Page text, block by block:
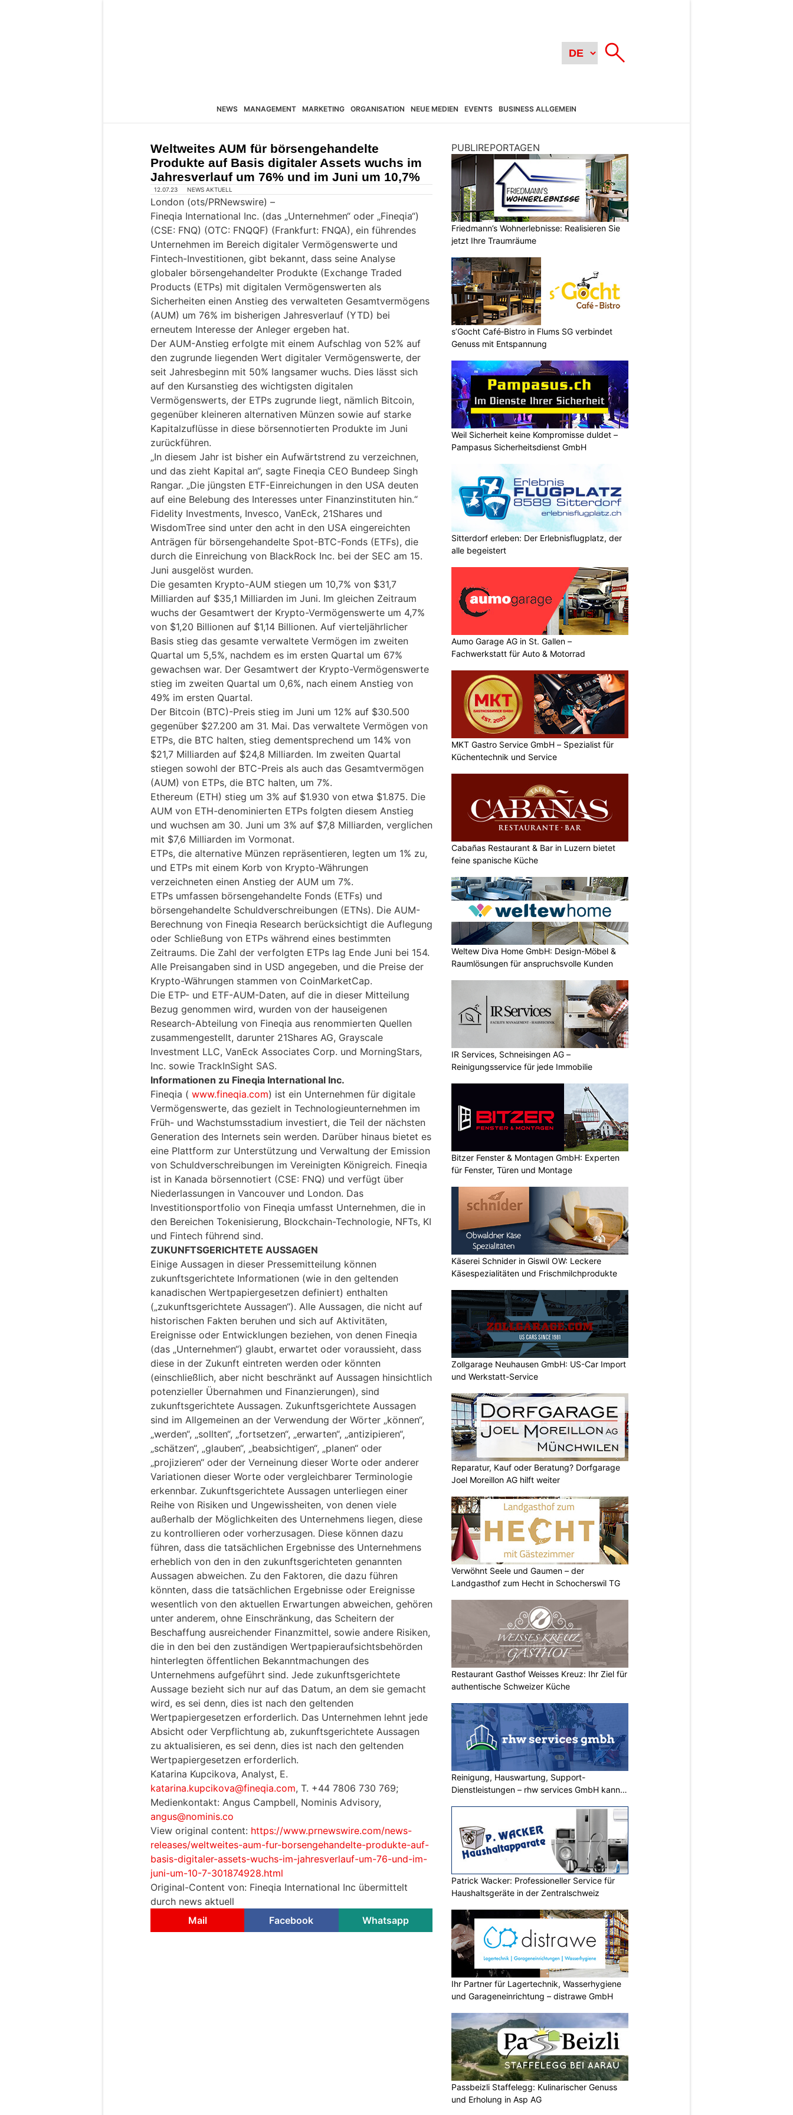
NEWS MANAGEMENT MARKETING ORGANISATION NEUE MEDIEN EVENTS BUSINESS ALLGEMEIN
Weltweites AUM für börsengehandelte
Produkte auf Basis digitaler Assets wuchs im
Jahresverlauf um 76% und im Juni um 10,7%
12.07.23 NEWS AKTUELL
London (ots/PRNewswire) –
Fineqia International Inc. (das „Unternehmen“ oder „Fineqia“)
(CSE: FNQ) (OTC: FNQQF) (Frankfurt: FNQA), ein führendes
Unternehmen im Bereich digitaler Vermögenswerte und
Fintech-Investitionen, gibt bekannt, dass seine Analyse
globaler börsengehandelter Produkte (Exchange Traded
Products (ETPs) mit digitalen Vermögenswerten als
Sicherheiten einen Anstieg des verwalteten Gesamtvermögens
(AUM) um 76% im bisherigen Jahresverlauf (YTD) bei
erneutem Interesse der Anleger ergeben hat.
Der AUM-Anstieg erfolgte mit einem Aufschlag von 52% auf
den zugrunde liegenden Wert digitaler Vermögenswerte, der
seit Jahresbeginn mit 50% langsamer wuchs. Dies lässt sich
auf den Kursanstieg des wichtigsten digitalen
Vermögenswerts, der ETPs zugrunde liegt, nämlich Bitcoin,
gegenüber kleineren alternativen Münzen sowie auf starke
Kapitalzuflüsse in diese börsennotierten Produkte im Juni
zurückführen.
„In diesem Jahr ist bisher ein Aufwärtstrend zu verzeichnen,
und das zieht Kapital an“, sagte Fineqia CEO Bundeep Singh
Rangar. „Die jüngsten ETF-Einreichungen in den USA deuten
auf eine Belebung des Interesses unter Finanzinstituten hin.“
Fidelity Investments, Invesco, VanEck, 21Shares und
WisdomTree sind unter den acht in den USA eingereichten
Anträgen für börsengehandelte Spot-BTC-Fonds (ETFs), die
durch die Einreichung von BlackRock Inc. bei der SEC am 15.
Juni ausgelöst wurden.
Die gesamten Krypto-AUM stiegen um 10,7% von $31,7
Milliarden auf $35,1 Milliarden im Juni. Im gleichen Zeitraum
wuchs der Gesamtwert der Krypto-Vermögenswerte um 4,7%
von $1,20 Billionen auf $1,14 Billionen. Auf vierteljährlicher
Basis stieg das gesamte verwaltete Vermögen im zweiten
Quartal um 5,5%, nachdem es im ersten Quartal um 67%
gewachsen war. Der Gesamtwert der Krypto-Vermögenswerte
stieg im zweiten Quartal um 0,6%, nach einem Anstieg von
49% im ersten Quartal.
Der Bitcoin (BTC)-Preis stieg im Juni um 12% auf $30.500
gegenüber $27.200 am 31. Mai. Das verwaltete Vermögen von
ETPs, die BTC halten, stieg dementsprechend um 14% von
$21,7 Milliarden auf $24,8 Milliarden. Im zweiten Quartal
stiegen sowohl der BTC-Preis als auch das Gesamtvermögen
(AUM) von ETPs, die BTC halten, um 7%.
Ethereum (ETH) stieg um 3% auf $1.930 von etwa $1.875. Die
AUM von ETH-denominierten ETPs folgten diesem Anstieg
und wuchsen am 30. Juni um 3% auf $7,8 Milliarden, verglichen
mit $7,6 Milliarden im Vormonat.
ETPs, die alternative Münzen repräsentieren, legten um 1% zu,
und ETPs mit einem Korb von Krypto-Währungen
verzeichneten einen Anstieg der AUM um 7%.
ETPs umfassen börsengehandelte Fonds (ETFs) und
börsengehandelte Schuldverschreibungen (ETNs). Die AUM-
Berechnung von Fineqia Research berücksichtigt die Auflegung
oder Schließung von ETPs während eines bestimmten
Zeitraums. Die Zahl der verfolgten ETPs lag Ende Juni bei 154.
Alle Preisangaben sind in USD angegeben, und die Preise der
Krypto-Währungen stammen von CoinMarketCap.
Die ETP- und ETF-AUM-Daten, auf die in dieser Mitteilung
Bezug genommen wird, wurden von der hauseigenen
Research-Abteilung von Fineqia aus renommierten Quellen
zusammengestellt, darunter 21Shares AG, Grayscale
Investment LLC, VanEck Associates Corp. und MorningStars,
Inc. sowie TrackInSight SAS.
Informationen zu Fineqia International Inc.
Fineqia ( www.fineqia.com) ist ein Unternehmen für digitale
Vermögenswerte, das gezielt in Technologieunternehmen im
Früh- und Wachstumsstadium investiert, die Teil der nächsten
Generation des Internets sein werden. Darüber hinaus bietet es
eine Plattform zur Unterstützung und Verwaltung der Emission
von Schuldverschreibungen im Vereinigten Königreich. Fineqia
ist in Kanada börsennotiert (CSE: FNQ) und verfügt über
Niederlassungen in Vancouver und London. Das
Investitionsportfolio von Fineqia umfasst Unternehmen, die in
den Bereichen Tokenisierung, Blockchain-Technologie, NFTs, KI
und Fintech führend sind.
ZUKUNFTSGERICHTETE AUSSAGEN
Einige Aussagen in dieser Pressemitteilung können
zukunftsgerichtete Informationen (wie in den geltenden
kanadischen Wertpapiergesetzen definiert) enthalten
(„zukunftsgerichtete Aussagen“). Alle Aussagen, die nicht auf
historischen Fakten beruhen und sich auf Aktivitäten,
Ereignisse oder Entwicklungen beziehen, von denen Fineqia
(das „Unternehmen“) glaubt, erwartet oder voraussieht, dass
diese in der Zukunft eintreten werden oder könnten
(einschließlich, aber nicht beschränkt auf Aussagen hinsichtlich
potenzieller Übernahmen und Finanzierungen), sind
zukunftsgerichtete Aussagen. Zukunftsgerichtete Aussagen
sind im Allgemeinen an der Verwendung der Wörter „können“,
„werden“, „sollten“, „fortsetzen“, „erwarten“, „antizipieren“,
„schätzen“, „glauben“, „beabsichtigen“, „planen“ oder
„projizieren“ oder der Verneinung dieser Worte oder anderer
Variationen dieser Worte oder vergleichbarer Terminologie
erkennbar. Zukunftsgerichtete Aussagen unterliegen einer
Reihe von Risiken und Ungewissheiten, von denen viele
außerhalb der Möglichkeiten des Unternehmens liegen, diese
zu kontrollieren oder vorherzusagen. Diese können dazu
führen, dass die tatsächlichen Ergebnisse des Unternehmens
erheblich von den in den zukunftsgerichteten genannten
Aussagen abweichen. Zu den Faktoren, die dazu führen
könnten, dass die tatsächlichen Ergebnisse oder Ereignisse
wesentlich von den aktuellen Erwartungen abweichen, gehören
unter anderem, ohne Einschränkung, das Scheitern der
Beschaffung ausreichender Finanzmittel, sowie andere Risiken,
die in den bei den zuständigen Wertpapieraufsichtsbehörden
hinterlegten öffentlichen Bekanntmachungen des
Unternehmens aufgeführt sind. Jede zukunftsgerichtete
Aussage bezieht sich nur auf das Datum, an dem sie gemacht
wird, es sei denn, dies ist nach den geltenden
Wertpapiergesetzen erforderlich. Das Unternehmen lehnt jede
Absicht oder Verpflichtung ab, zukunftsgerichtete Aussagen
zu aktualisieren, es sei denn, dies ist nach den geltenden
Wertpapiergesetzen erforderlich.
Katarina Kupcikova, Analyst, E.
katarina.kupcikova@fineqia.com, T. +44 7806 730 769;
Medienkontakt: Angus Campbell, Nominis Advisory,
angus@nominis.co
View original content: https://www.prnewswire.com/news-
releases/weltweites-aum-fur-borsengehandelte-produkte-auf-
basis-digitaler-assets-wuchs-im-jahresverlauf-um-76-und-im-
juni-um-10-7-301874928.html
Original-Content von: Fineqia International Inc übermittelt
durch news aktuell
Mail
Facebook Whatsapp
PUBLIREPORTAGEN
Friedmann’s Wohnerlebnisse: Realisieren Sie
jetzt Ihre Traumräume
s’Gocht Café‑Bistro in Flums SG verbindet
Genuss mit Entspannung
Weil Sicherheit keine Kompromisse duldet –
Pampasus Sicherheitsdienst GmbH
Sitterdorf erleben: Der Erlebnisflugplatz, der
alle begeistert
Aumo Garage AG in St. Gallen –
Fachwerkstatt für Auto & Motorrad
MKT Gastro Service GmbH – Spezialist für
Küchentechnik und Service
Cabañas Restaurant & Bar in Luzern bietet
feine spanische Küche
Weltew Diva Home GmbH: Design-Möbel &
Raumlösungen für anspruchsvolle Kunden
IR Services, Schneisingen AG –
Reinigungsservice für jede Immobilie
Bitzer Fenster & Montagen GmbH: Experten
für Fenster, Türen und Montage
Käserei Schnider in Giswil OW: Leckere
Käsespezialitäten und Frischmilchprodukte
Zollgarage Neuhausen GmbH: US-Car Import
und Werkstatt-Service
Reparatur, Kauf oder Beratung? Dorfgarage
Joel Moreillon AG hilft weiter
Verwöhnt Seele und Gaumen – der
Landgasthof zum Hecht in Schocherswil TG
Restaurant Gasthof Weisses Kreuz: Ihr Ziel für
authentische Schweizer Küche
Reinigung, Hauswartung, Support-
Dienstleistungen – rhw services GmbH kann
Patrick Wacker: Professioneller Service für
Haushaltsgeräte in der Zentralschweiz
Ihr Partner für Lagertechnik, Wasserhygiene
und Garageneinrichtung – distrawe GmbH
Passbeizli Staffelegg: Kulinarischer Genuss
und Erholung in Asp AG